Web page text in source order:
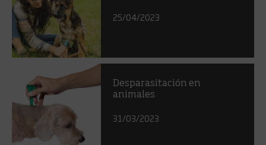
25/04/2023
Desparasitación en
animales
31/03/2023